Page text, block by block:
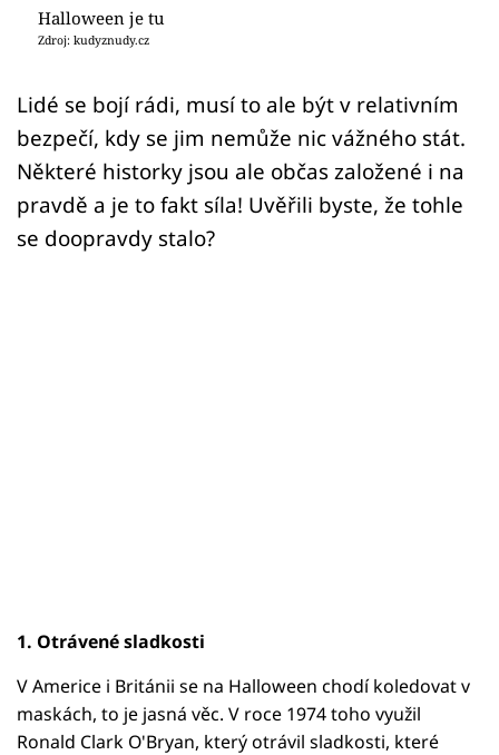
Přihlášení
Sledujte nás
Halloween je tu
Zdroj: kudyznudy.cz
Lidé se bojí rádi, musí to ale být v relativním
bezpečí, kdy se jim nemůže nic vážného stát.
Některé historky jsou ale občas založené i na
pravdě a je to fakt síla! Uvěřili byste, že tohle
se doopravdy stalo?
1. Otrávené sladkosti
V Americe i Británii se na Halloween chodí koledovat v
maskách, to je jasná věc. V roce 1974 toho využil
Ronald Clark O'Bryan, který otrávil sladkosti, které